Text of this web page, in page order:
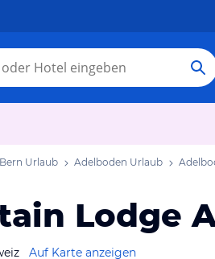
Urlaub Adelboden Urlaub
Lodge
Auf Karte anzeigen